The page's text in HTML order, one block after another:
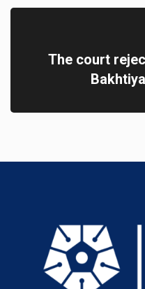
The court